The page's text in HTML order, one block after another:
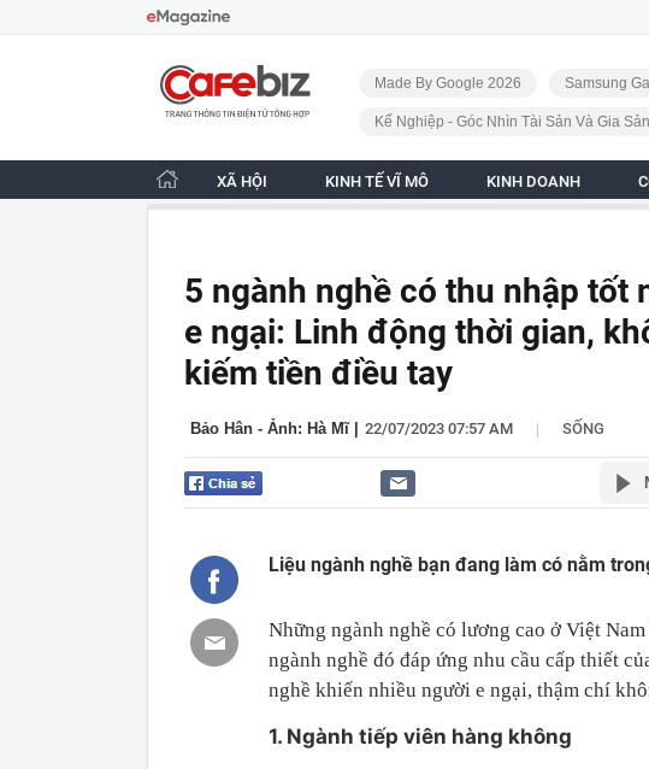
CafeBiz - Trang chủ
Made By Google 2026 Samsung
Kế Nghiệp - Góc Nhìn Tài Sản Và Gia Sản
XÃ HỘI KINH TẾ VĨ MÔ KINH DOANH
5 ngành nghề có thu nhập tốt
e ngại: Linh động thời gian,
kiếm tiền điều tay
Bảo Hân - Ảnh: Hà Mĩ| 22/07/2023 07:57 AM | SỐNG
Liệu ngành nghề bạn đang làm có nằm
Những ngành nghề có lương cao ở Việt
ngành nghề đó đáp ứng nhu cầu cấp thiết
nghề khiến nhiều người e ngại, thậm chí
1. Ngành tiếp viên hàng không